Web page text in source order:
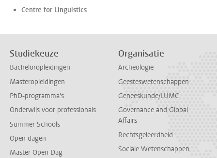
Centre for Linguistics
Studiekeuze
Bacheloropleidingen
Masteropleidingen
PhD-programma's
Onderwijs voor professionals
Summer Schools
Open dagen
Master Open Dag
Organisatie
Archeologie
Geesteswetenschappen
Geneeskunde/LUMC
Governance and Global
Affairs
Rechtsgeleerdheid
Sociale Wetenschappen